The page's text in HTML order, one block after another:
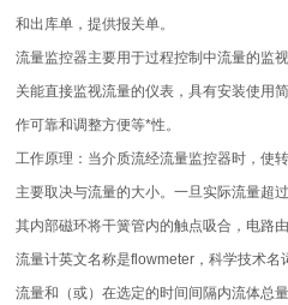
和出库单，提供报关单。
流量监控器主要用于过程控制中流量的监
关能直接监视流量的仪表，具有安装使用
作可靠和调整方便等*性。
工作原理：当介质流经流量监控器时，使
主要取决与流量的大小。一旦实际流量超
其内部磁环将干簧管内的触点吸合，电路
流量计英文名称是flowmeter，科学技术名
流量和（或）在选定的时间间隔内流体总